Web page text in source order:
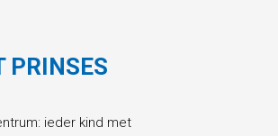
PRINSES
ieder kind met